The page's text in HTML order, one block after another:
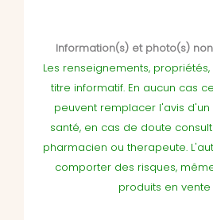
Information(s) et photo(s)
Les renseignements,
titre informatif. En aucun cas
peuvent remplacer l'avis
santé, en cas de doute
pharmacien ou therapeute.
comporter des risques,
produits en vente